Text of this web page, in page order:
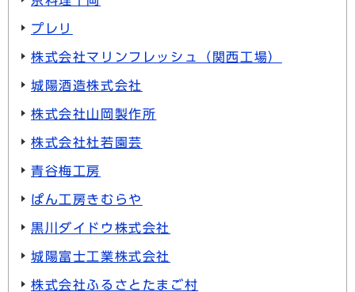
プレリ
株式会社マリンフレッシュ（関西工場）
城陽酒造株式会社
株式会社山岡製作所
株式会社杜若園芸
青谷梅工房
ぱん工房きむらや
黒川ダイドウ株式会社
城陽富士工業株式会社
株式会社ふるさとたまご村